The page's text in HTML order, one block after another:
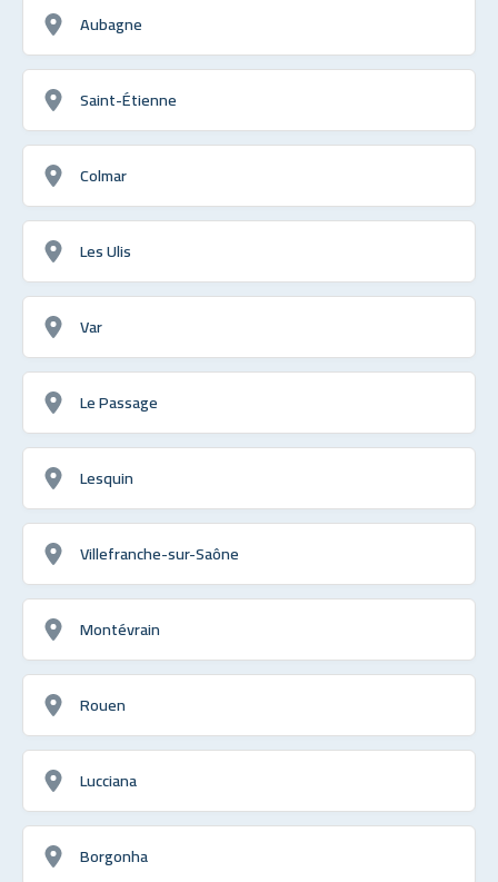
Aubagne
Saint-Étienne
Colmar
Les Ulis
Var
Le Passage
Lesquin
Villefranche-sur-Saône
Montévrain
Rouen
Lucciana
Borgonha